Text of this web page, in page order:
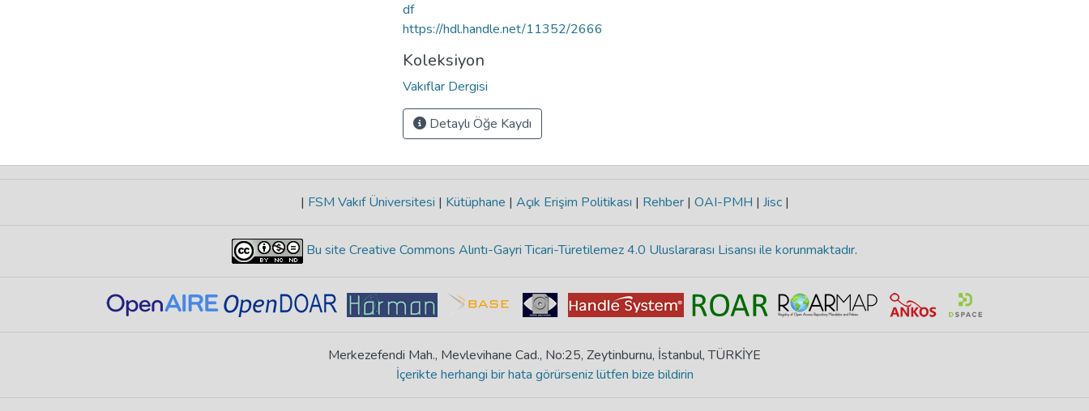
df
https://hdl.handle.net/11352/2666
Koleksiyon
Vakıflar Dergisi
Detaylı Öğe Kaydı
| FSM Vakıf Üniversitesi | Kütüphane | Açık Erişim Politikası | Rehber | OAI-PMH | Jisc |
Bu site Creative Commons Alıntı-Gayri Ticari-Türetilemez 4.0 Uluslararası Lisansı ile korunmaktadır.
Merkezefendi Mah., Mevlevihane Cad., No:25, Zeytinburnu, İstanbul, TÜRKİYE
İçerikte herhangi bir hata görürseniz lütfen bize bildirin